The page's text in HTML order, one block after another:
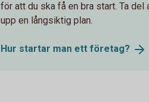
för att du ska få en bra start. Ta del
upp en långsiktig plan.
Hur startar man ett företag?